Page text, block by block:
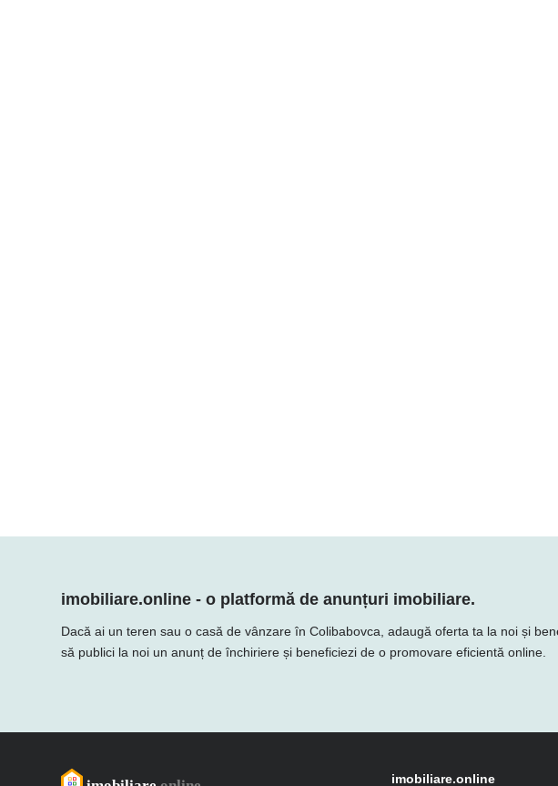
imobiliare.online - o platformă de anunțuri imobiliare.
Dacă ai un teren sau o casă de vânzare în Colibabovca, adaugă oferta ta la noi și
să publici la noi un anunț de închiriere și beneficiezi de o promovare eficientă online.
imobiliare.online